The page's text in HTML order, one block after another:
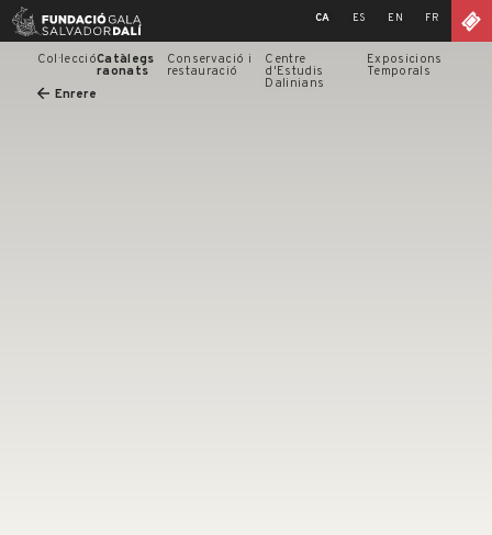
Skip
CA ES EN FR
Col·leccióCatàlegs
raonats
Conservació i
restauració
Centre
d'Estudis
Dalinians
Exposicions
Temporals
Enrere